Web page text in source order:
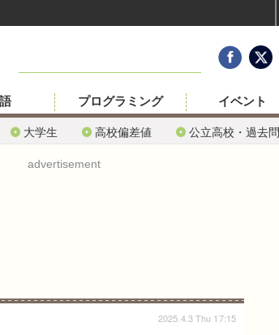
大学生 高校偏差値 公立高校・過去問
プログラミング イベント
advertisement
2025.4.3 Thu 17:15